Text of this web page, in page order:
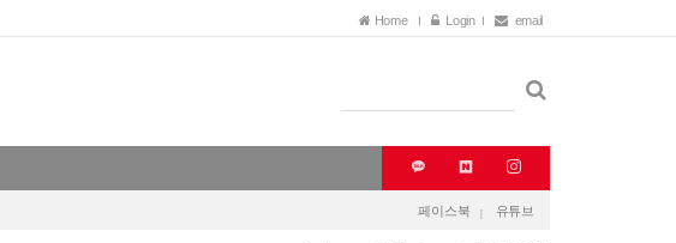
Home Login email
페이스북 유튜브